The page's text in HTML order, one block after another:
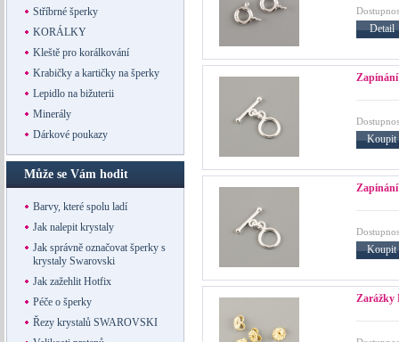
Stříbrné šperky
KORÁLKY
Kleště pro korálkování
Krabičky a kartičky na šperky
Lepidlo na bižuterii
Minerály
Dárkové poukazy
Může se Vám hodit
Barvy, které spolu ladí
Jak nalepit krystaly
Jak správně označovat šperky s
krystaly Swarovski
Jak zažehlit Hotfix
Péče o šperky
Řezy krystalů SWAROVSKI
Detail
Koupit
Koupit
Zarážky